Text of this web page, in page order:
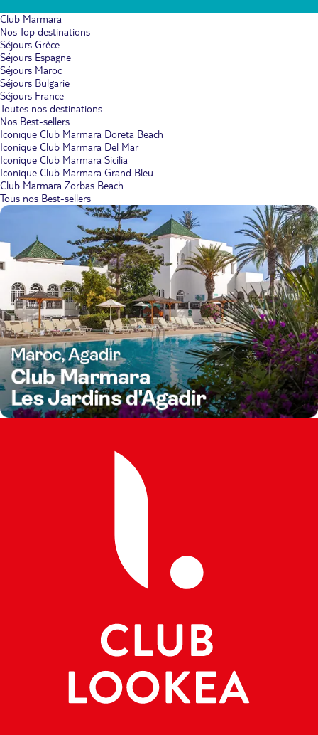
Club Marmara
Nos Top destinations
Séjours Grèce
Séjours Espagne
Séjours Maroc
Séjours Bulgarie
Séjours France
Toutes nos destinations
Nos Best-sellers
Iconique Club Marmara Doreta Beach
Iconique Club Marmara Del Mar
Iconique Club Marmara Sicilia
Iconique Club Marmara Grand Bleu
Club Marmara Zorbas Beach
Tous nos Best-sellers